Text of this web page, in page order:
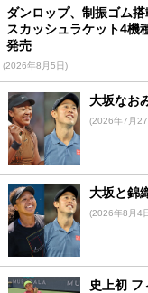
ダンロップ、制振ゴム
スカッシュラケット4機
発売
(2026年8月5日)
大坂なお
(2026年7月
大坂と錦
(2026年8月4
史上初